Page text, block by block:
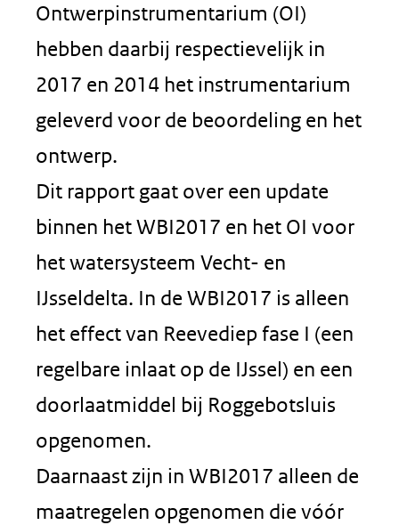
Ontwerpinstrumentarium (OI)
hebben daarbij respectievelijk in
2017 en 2014 het instrumentarium
geleverd voor de beoordeling en het
ontwerp.
Dit rapport gaat over een update
binnen het WBI2017 en het OI voor
het watersysteem Vecht- en
IJsseldelta. In de WBI2017 is alleen
het effect van Reevediep fase I (een
regelbare inlaat op de IJssel) en een
doorlaatmiddel bij Roggebotsluis
opgenomen.
Daarnaast zijn in WBI2017 alleen de
maatregelen opgenomen die vóór